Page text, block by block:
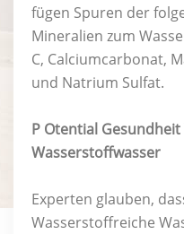
fügen Spuren der
Mineralien zum
C, Calciumcarbonat,
und Natrium Sulfat.
P Otential
Wasserstoffwasser
Experten glauben,
Wasserstoffreiche